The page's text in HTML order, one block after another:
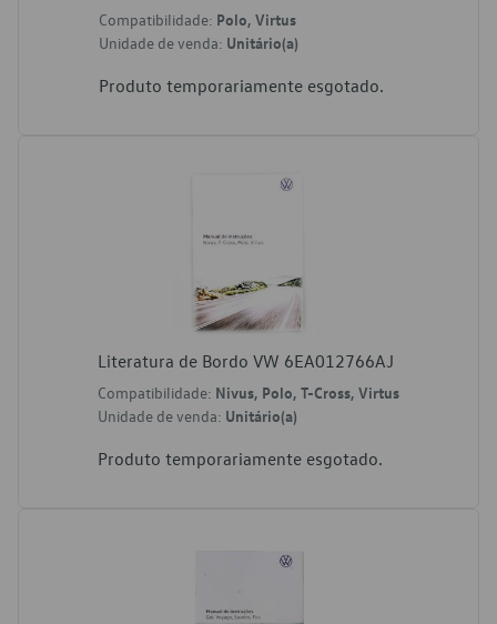
Compatibilidade: Polo, Virtus
Unidade de venda: Unitário(a)
Produto temporariamente esgotado.
Literatura de Bordo VW 6EA012766AJ
Compatibilidade: Nivus, Polo, T-Cross, Virtus
Unidade de venda: Unitário(a)
Produto temporariamente esgotado.